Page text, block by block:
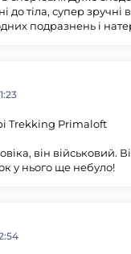
тіла, супер зручні в
подразнень і
Trekking Primaloft
він військовий.
у нього ще небуло!